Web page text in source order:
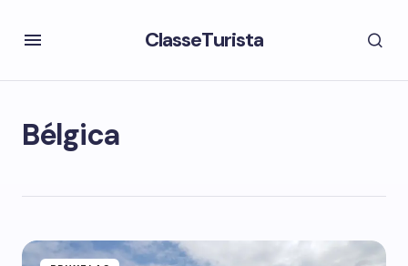
ClasseTurista
Bélgica